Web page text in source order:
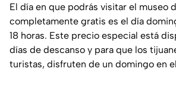
El día en que podrás visitar el museo
completamente gratis es el día
18 horas. Este precio especial está
días de descanso y para que los
turistas, disfruten de un domingo en